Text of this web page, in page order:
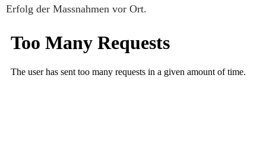
Erfolg der Massnahmen vor Ort.